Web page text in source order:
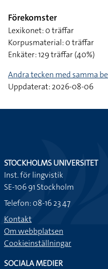
Förekomster
Lexikonet: 0 träffar
Korpusmaterial: 0 träffar
Enkäter: 129 träffar (40%)
Andra tecken med samma
Uppdaterat: 2026-08-06
STOCKHOLMS UNIVERSITET
Inst. för lingvistik
SE-106 91 Stockholm
Telefon: 08-16 23 47
Kontakt
Om webbplatsen
Cookieinställningar
SOCIALA MEDIER